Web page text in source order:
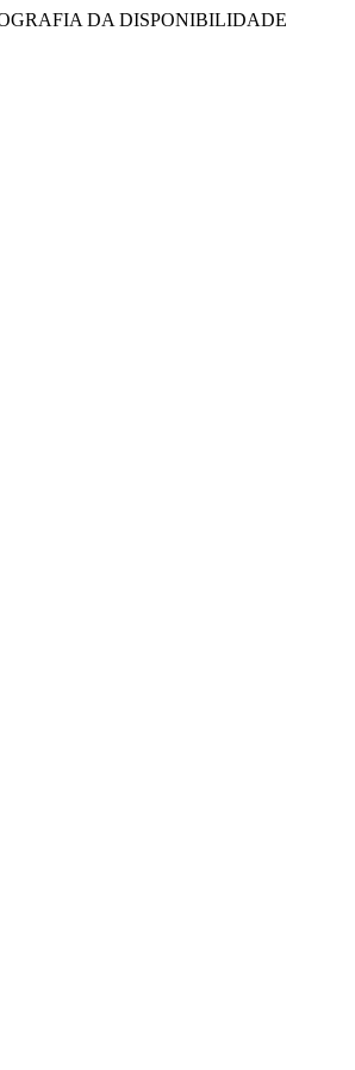
DA DISPONIBILIDADE